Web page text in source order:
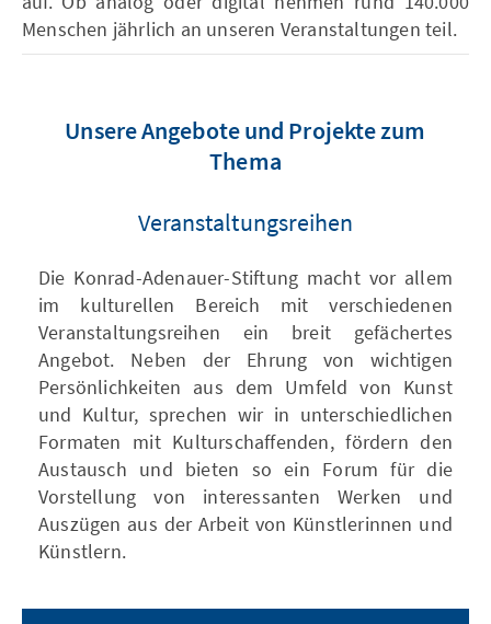
Menschen jährlich an unseren Veranstaltungen teil.
Unsere Angebote und Projekte zum
Thema
Veranstaltungsreihen
Die Konrad-Adenauer-Stiftung macht vor allem
im kulturellen Bereich mit verschiedenen
Veranstaltungsreihen ein breit gefächertes
Angebot. Neben der Ehrung von wichtigen
Persönlichkeiten aus dem Umfeld von Kunst
und Kultur, sprechen wir in unterschiedlichen
Formaten mit Kulturschaffenden, fördern den
Austausch und bieten so ein Forum für die
Vorstellung von interessanten Werken und
Auszügen aus der Arbeit von Künstlerinnen und
Künstlern.